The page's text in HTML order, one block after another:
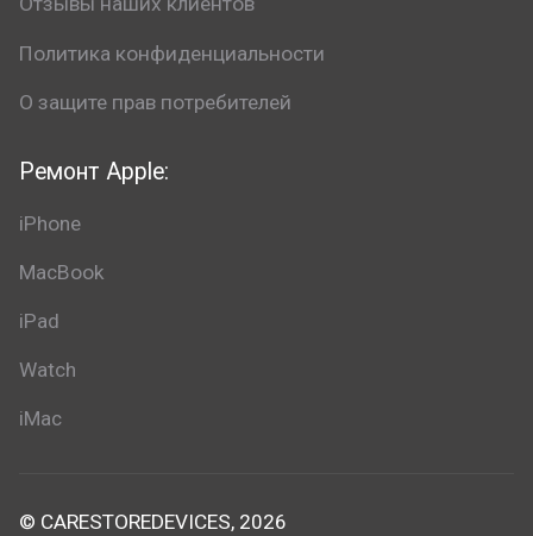
Ремонт Apple:
iPhone
MacBook
iPad
Watch
iMac
Политика конфиденциальности
О защите прав потребителей
© CARESTOREDEVICES, 2026